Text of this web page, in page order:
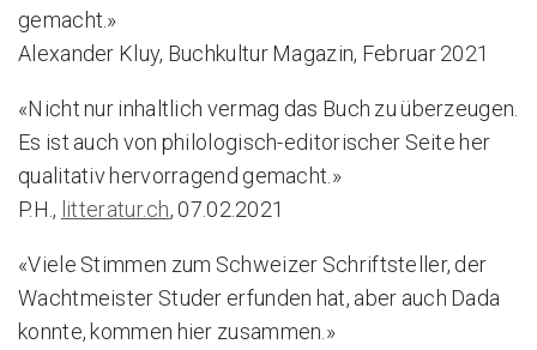
gemacht.»
Alexander Kluy, Buchkultur Magazin, Februar 2021
«Nicht nur inhaltlich vermag das Buch zu überzeugen.
Es ist auch von philologisch-editorischer Seite her
qualitativ hervorragend gemacht.»
P.H., litteratur.ch, 07.02.2021
«Viele Stimmen zum Schweizer Schriftsteller, der
Wachtmeister Studer erfunden hat, aber auch Dada
konnte, kommen hier zusammen.»